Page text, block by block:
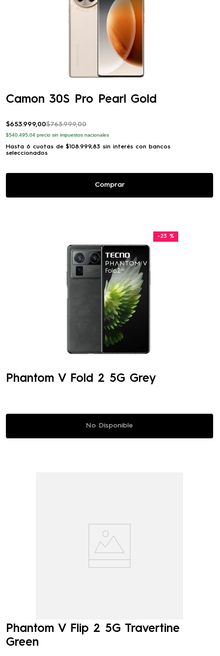
Camon 30S Pro Pearl Gold
$653.999 00$763.999,00
$540.495,04 precio sin impuestos nacionales
Hasta 6 cuotas de $108.999,83 sin interés con bancos
seleccionados
Comprar
-23 %
Phantom V Fold 2 5G Grey
No Disponible
Phantom V Flip 2 5G Travertine
Green